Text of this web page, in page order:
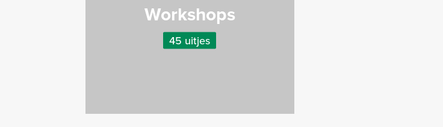
Workshops
45 uitjes